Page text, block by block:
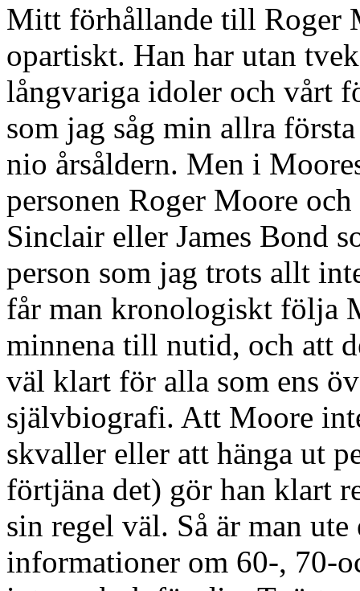
Mitt förhållande till Roger
opartiskt. Han har utan
långvariga idoler och vårt
som jag såg min allra
nio årsåldern. Men i
personen Roger Moore
Sinclair eller James Bond
person som jag trots allt
får man kronologiskt följa
minnena till nutid, och att
väl klart för alla som ens
självbiografi. Att Moore
skvaller eller att hänga ut
förtjäna det) gör han klart
sin regel väl. Så är man
informationer om 60-, 70-